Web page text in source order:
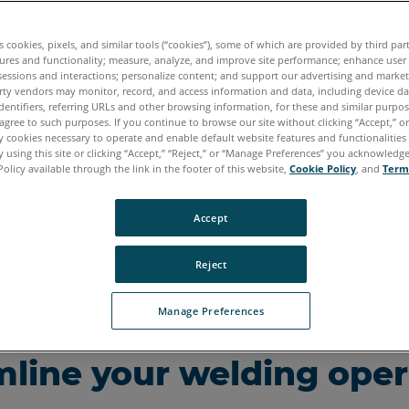
accuracy mean the difference between a failed
and one that’s completed in half the time at a
many industry leaders rely on our coordinate
part inspection, alignment, 3D modeling and
Manufacturing Solutions
case studies
your welding
cookies, pixels, and similar tools (“cookies”), some of which are provided by third
and functionality; measure, analyze, and improve site performance; enhance user
and interactions; personalize content; and support our advertising and
vendors may monitor, record, and access information and data, including device
referring URLs and other browsing information, for these and similar
to such purposes. If you continue to browse our site without clicking “Accept,”
cookies necessary to operate and enable default website features and
using this site or clicking “Accept,” “Reject,” or “Manage Preferences” you
available through the link in the footer of this website, Cookie Policy, and
Manage Preferences
Reject
Accept